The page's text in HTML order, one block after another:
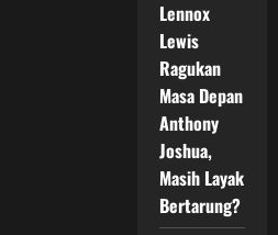
Lennox
Lewis
Ragukan
Masa Depan
Anthony
Joshua,
Masih Layak
Bertarung?